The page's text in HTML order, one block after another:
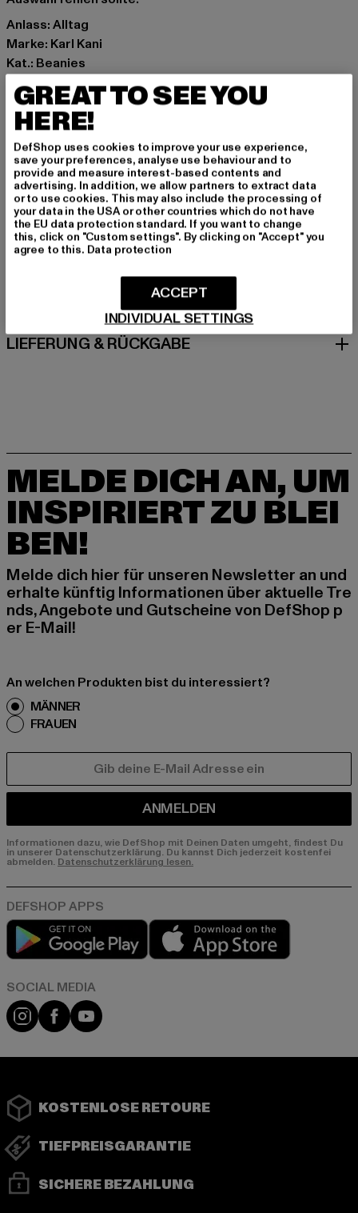
Anlass: Alltag
Marke: Karl Kani
Kat.: Beanies
Farbe: grün
Hersteller Farbe: dusty green
Materialzusammensetzung: 100% Polyacryl
Art.Nr: 7020301-03589
Hersteller: Urban Styles Agency GmbH & Co. KG |
agentur@urbanstylesagency.com
Schanzenstraße 41 | 51063 Köln | DE
GRÖSSE & PASSFORM
PFLEGEHINWEISE
LIEFERUNG & RÜCKGABE
MELDE DICH AN, UM
INSPIRIERT ZU BLEI
BEN!
Melde dich hier für unseren Newsletter an und
erhalte künftig Informationen über aktuelle Tre
nds, Angebote und Gutscheine von DefShop p
er E-Mail!
An welchen Produkten bist du interessiert?
MÄNNER
FRAUEN
ANMELDEN
Informationen dazu, wie DefShop mit Deinen Daten umgeht, findest Du
in unserer Datenschutzerklärung. Du kannst Dich jederzeit kostenfei
abmelden. Datenschutzerklärung lesen.
Play market
Instagram
FacebookYouTube
KOSTENLOSE RETOURE
TIEFPREISGARANTIE
SICHERE BEZAHLUNG
GREAT TO SEE YOU
HERE!
DefShop uses cookies to improve your use experience,
save your preferences, analyse use behaviour and to
provide and measure interest-based contents and
advertising. In addition, we allow partners to extract data
or to use cookies. This may also include the processing of
your data in the USA or other countries which do not have
the EU data protection standard. If you want to change
this, click on "Custom settings". By clicking on "Accept" you
agree to this. Data protection
INDIVIDUAL SETTINGS
ACCEPT